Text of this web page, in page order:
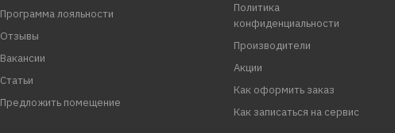
Программа лояльности
Отзывы
Вакансии
Статьи
Предложить помещение
Политика
конфиденциальности
Производители
Акции
Как оформить заказ
Как записаться на сервис